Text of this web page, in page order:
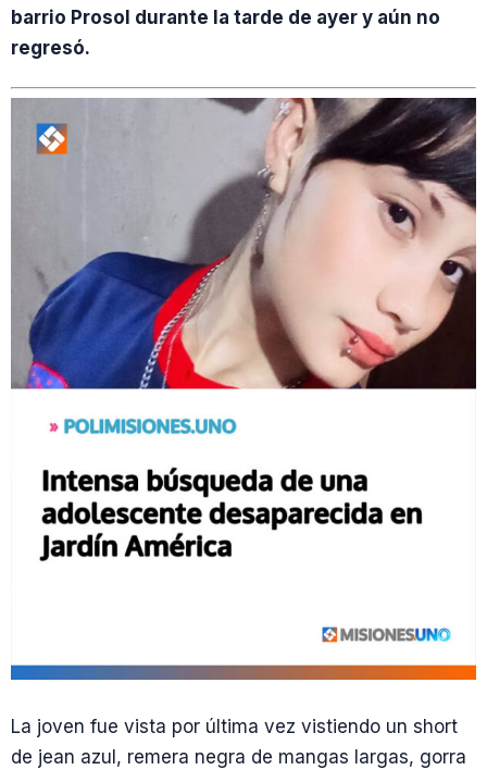
barrio Prosol durante la tarde de ayer y aún no
regresó.
La joven fue vista por última vez vistiendo un short
de jean azul, remera negra de mangas largas, gorra